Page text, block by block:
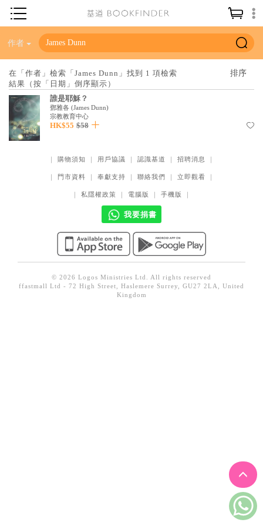
神學／教義
聖經
信仰入門
教會歷史
教會事工
社會／倫理
哲學／宗教比較
見證／傳記
作者
在「作者」檢索「James Dunn」找到 1 項檢索
結果（按「日期」倒序顯示）
誰是耶穌？
鄧雅各 (James Dunn)
宗教教育中心
HK$55 $58
｜ 購物須知 ｜ 用戶協議 ｜ 認識基道 ｜ 招聘消息 ｜
｜ 門市資料 ｜ 奉獻支持 ｜ 聯絡我們 ｜ 立即觀看 ｜
｜ 私隱權政策 ｜ 電腦版 ｜ 手機版 ｜
我要捐書
© 2026 Logos Ministries Ltd. All rights reserved
ffastmall Ltd - 72 High Street, Haslemere Surrey, GU27 2LA, United
Kingdom